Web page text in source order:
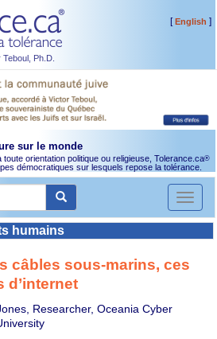
Ph.D.
[English ]
sur le monde
orientation politique ou religieuse, Tolerance.ca®
démocratiques sur lesquels repose la tolérance.
Toggle
humains
câbles sous-marins, ces
d’internet
Researcher, Oceania Cyber